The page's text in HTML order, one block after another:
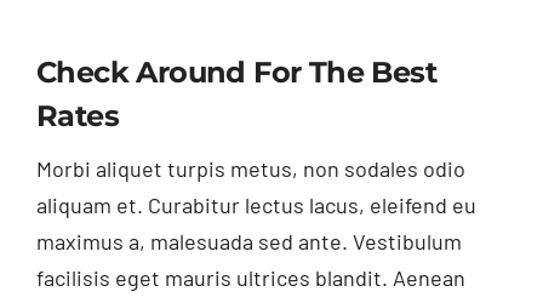
Check Around For The Best
Rates
Morbi aliquet turpis metus, non sodales odio
aliquam et. Curabitur lectus lacus, eleifend eu
maximus a, malesuada sed ante. Vestibulum
facilisis eget mauris ultrices blandit. Aenean